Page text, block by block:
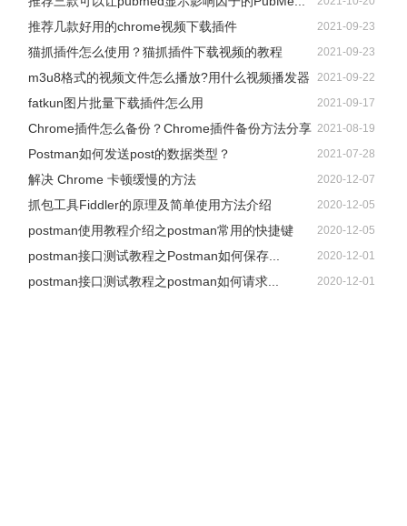
推荐几款好用的chrome视频下载插件 2021-09-23
猫抓插件怎么使用？猫抓插件下载视频的教程 2021-09-23
m3u8格式的视频文件怎么播放?用什么视频播发器 2021-09-22
fatkun图片批量下载插件怎么用 2021-09-17
Chrome插件怎么备份？Chrome插件备份方法分享 2021-08-19
Postman如何发送post的数据类型？ 2021-07-28
解决 Chrome 卡顿缓慢的方法 2020-12-07
抓包工具Fiddler的原理及简单使用方法介绍 2020-12-05
postman使用教程介绍之postman常用的快捷键 2020-12-05
postman接口测试教程之Postman如何保存... 2020-12-01
postman接口测试教程之postman如何请求... 2020-12-01